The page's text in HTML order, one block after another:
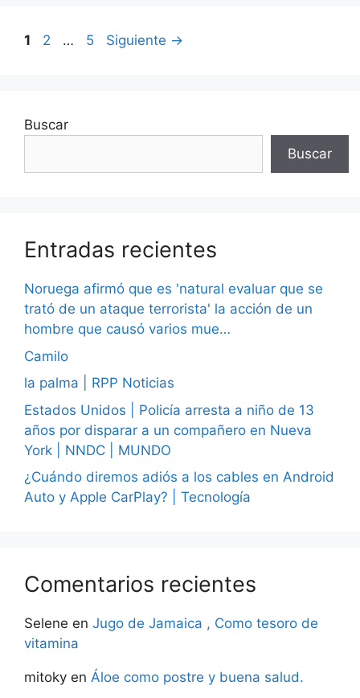
Página
1 Página
2 … Página
5 Siguiente →
Buscar
Buscar
Entradas recientes
Noruega afirmó que es 'natural evaluar que se
trató de un ataque terrorista' la acción de un
hombre que causó varios mue…
Camilo
la palma | RPP Noticias
Estados Unidos | Policía arresta a niño de 13
años por disparar a un compañero en Nueva
York | NNDC | MUNDO
¿Cuándo diremos adiós a los cables en Android
Auto y Apple CarPlay? | Tecnología
Comentarios recientes
Selene en Jugo de Jamaica , Como tesoro de
vitamina
mitoky en Áloe como postre y buena salud.